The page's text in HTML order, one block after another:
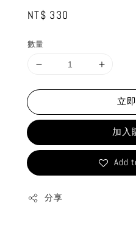
Regular
NT$ 330
數量
立
加入
Add
分享